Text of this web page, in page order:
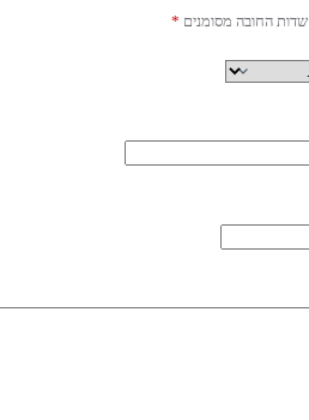
שדות החובה מסומנים *